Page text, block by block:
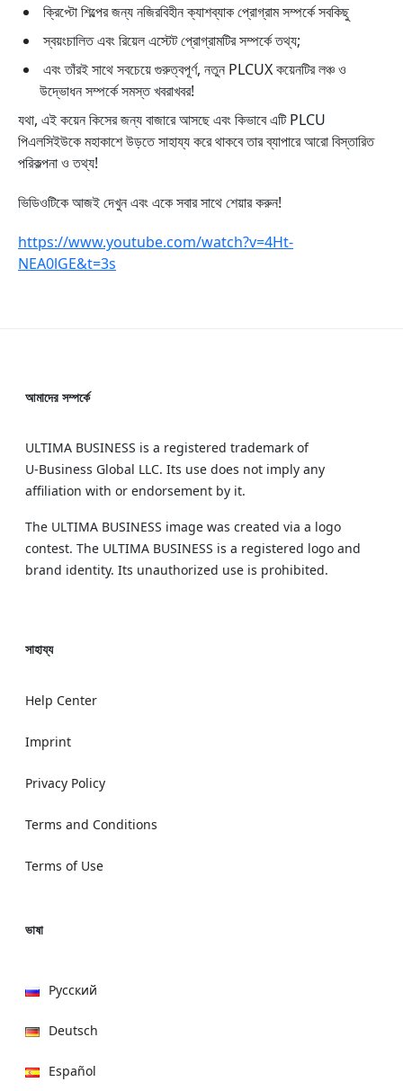
ক্রিপ্টো শিল্পের জন্য নজিরবিহীনক্যাশব্যাক প্রোগ্রাম সম্পর্কে সবকিছু
স্বয়ংচালিত এবং রিয়েল এস্টেট প্রোগ্রামটির সম্পর্কে তথ্য;
এবং তাঁরই সাথে সবচেয়ে গুরুত্বপূর্ণ, নতুন PLCUX কয়েনটির লঞ্চ ও
উদ্ভোধন সম্পর্কে সমস্ত খবরাখবর!
যথা, এই কয়েন কিসের জন্য বাজারে আসছে এবং কিভাবে এটি PLCU
পিএলসিইউকে মহাকাশে উড়তে সাহায্য করে থাকবে তার ব্যাপারে আরো বিস্তারিত
পরিকল্পনা ও তথ্য!
ভিডিওটিকে আজই দেখুন এবং একে সবার সাথে শেয়ার করুন!
https://www.youtube.com/watch?v=4Ht-
NEA0lGE&t=3s
আমাদের সম্পর্কে
ULTIMA BUSINESS is a registered trademark of
U‑Business Global LLC. Its use does not imply any
affiliation with or endorsement by it.
The ULTIMA BUSINESS image was created via a logo
contest. The ULTIMA BUSINESS is a registered logo and
brand identity. Its unauthorized use is prohibited.
সাহায্য
Help Center
Imprint
Privacy Policy
Terms and Conditions
Terms of Use
ভাষা
Русский
Deutsch
Español